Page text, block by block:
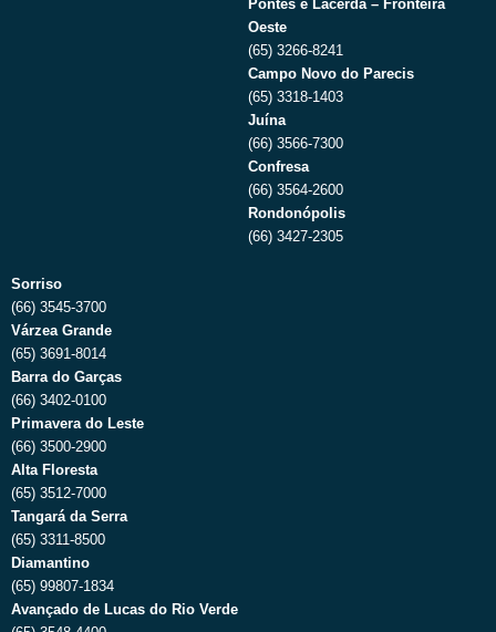
Pontes e Lacerda – Fronteira
Oeste
(65) 3266-8241
Campo Novo do Parecis
(65) 3318-1403
Juína
(66) 3566-7300
Confresa
(66) 3564-2600
Rondonópolis
(66) 3427-2305
Sorriso
(66) 3545-3700
Várzea Grande
(65) 3691-8014
Barra do Garças
(66) 3402-0100
Primavera do Leste
(66) 3500-2900
Alta Floresta
(65) 3512-7000
Tangará da Serra
(65) 3311-8500
Diamantino
(65) 99807-1834
Avançado de Lucas do Rio Verde